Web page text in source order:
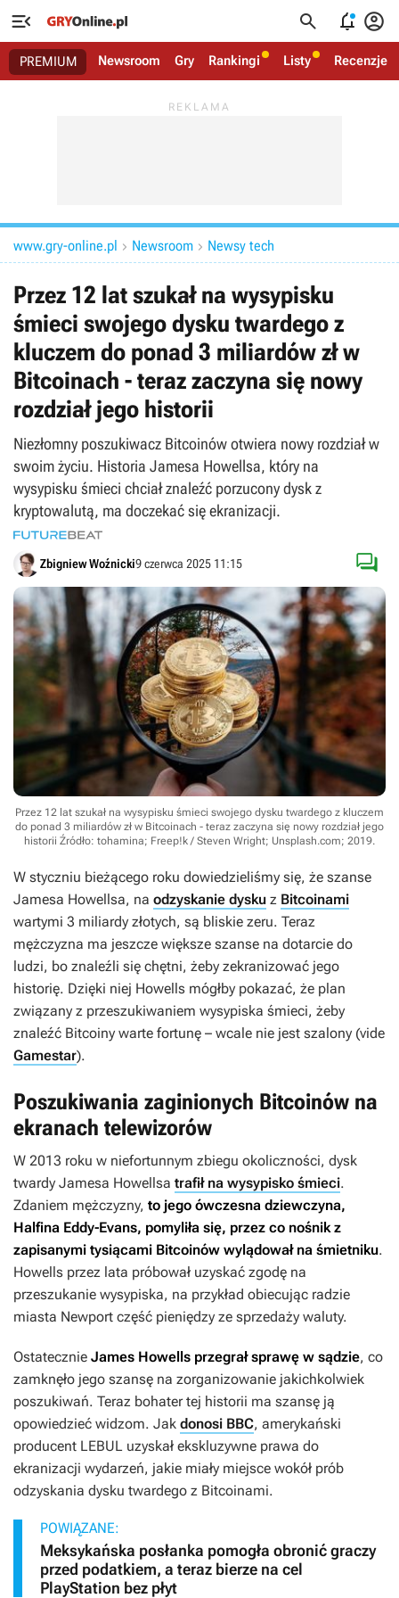
   
PREMIUM Newsroom Gry Rankingi Listy Recenzje
www.gry-online.pl  Newsroom  Newsy tech
Przez 12 lat szukał na wysypisku
śmieci swojego dysku twardego z
kluczem do ponad 3 miliardów zł w
Bitcoinach - teraz zaczyna się nowy
rozdział jego historii
Niezłomny poszukiwacz Bitcoinów otwiera nowy rozdział w
swoim życiu. Historia Jamesa Howellsa, który na
wysypisku śmieci chciał znaleźć porzucony dysk z
kryptowalutą, ma doczekać się ekranizacji.
Zbigniew Woźnicki9 czerwca 2025 11:15 
Przez 12 lat szukał na wysypisku śmieci swojego dysku twardego z kluczem
do ponad 3 miliardów zł w Bitcoinach - teraz zaczyna się nowy rozdział jego
historii Źródło: tohamina; Freep!k / Steven Wright; Unsplash.com; 2019.
W styczniu bieżącego roku dowiedzieliśmy się, że szanse
Jamesa Howellsa, na odzyskanie dysku z Bitcoinami
wartymi 3 miliardy złotych, są bliskie zeru. Teraz
mężczyzna ma jeszcze większe szanse na dotarcie do
ludzi, bo znaleźli się chętni, żeby zekranizować jego
historię. Dzięki niej Howells mógłby pokazać, że plan
związany z przeszukiwaniem wysypiska śmieci, żeby
znaleźć Bitcoiny warte fortunę – wcale nie jest szalony (vide
Gamestar).
Poszukiwania zaginionych Bitcoinów na
ekranach telewizorów
W 2013 roku w niefortunnym zbiegu okoliczności, dysk
twardy Jamesa Howellsa trafił na wysypisko śmieci.
Zdaniem mężczyzny, to jego ówczesna dziewczyna,
Halfina Eddy-Evans, pomyliła się, przez co nośnik z
zapisanymi tysiącami Bitcoinów wylądował na śmietniku.
Howells przez lata próbował uzyskać zgodę na
przeszukanie wysypiska, na przykład obiecując radzie
miasta Newport część pieniędzy ze sprzedaży waluty.
Ostatecznie James Howells przegrał sprawę w sądzie, co
zamknęło jego szansę na zorganizowanie jakichkolwiek
poszukiwań. Teraz bohater tej historii ma szansę ją
opowiedzieć widzom. Jak donosi BBC, amerykański
producent LEBUL uzyskał ekskluzywne prawa do
ekranizacji wydarzeń, jakie miały miejsce wokół prób
odzyskania dysku twardego z Bitcoinami.
POWIĄZANE:
Meksykańska posłanka pomogła obronić graczy
przed podatkiem, a teraz bierze na cel
PlayStation bez płyt